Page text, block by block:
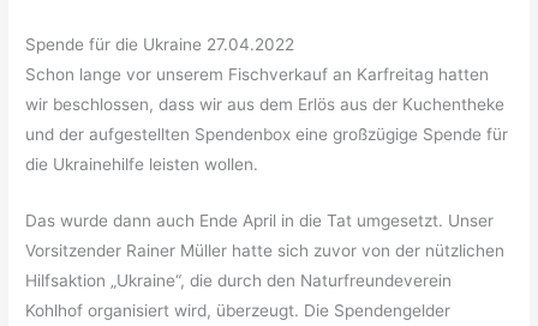
Spende für die Ukraine 27.04.2022
Schon lange vor unserem Fischverkauf an Karfreitag hatten
wir beschlossen, dass wir aus dem Erlös aus der Kuchentheke
und der aufgestellten Spendenbox eine großzügige Spende für
die Ukrainehilfe leisten wollen.
Das wurde dann auch Ende April in die Tat umgesetzt. Unser
Vorsitzender Rainer Müller hatte sich zuvor von der nützlichen
Hilfsaktion „Ukraine“, die durch den Naturfreundeverein
Kohlhof organisiert wird, überzeugt. Die Spendengelder